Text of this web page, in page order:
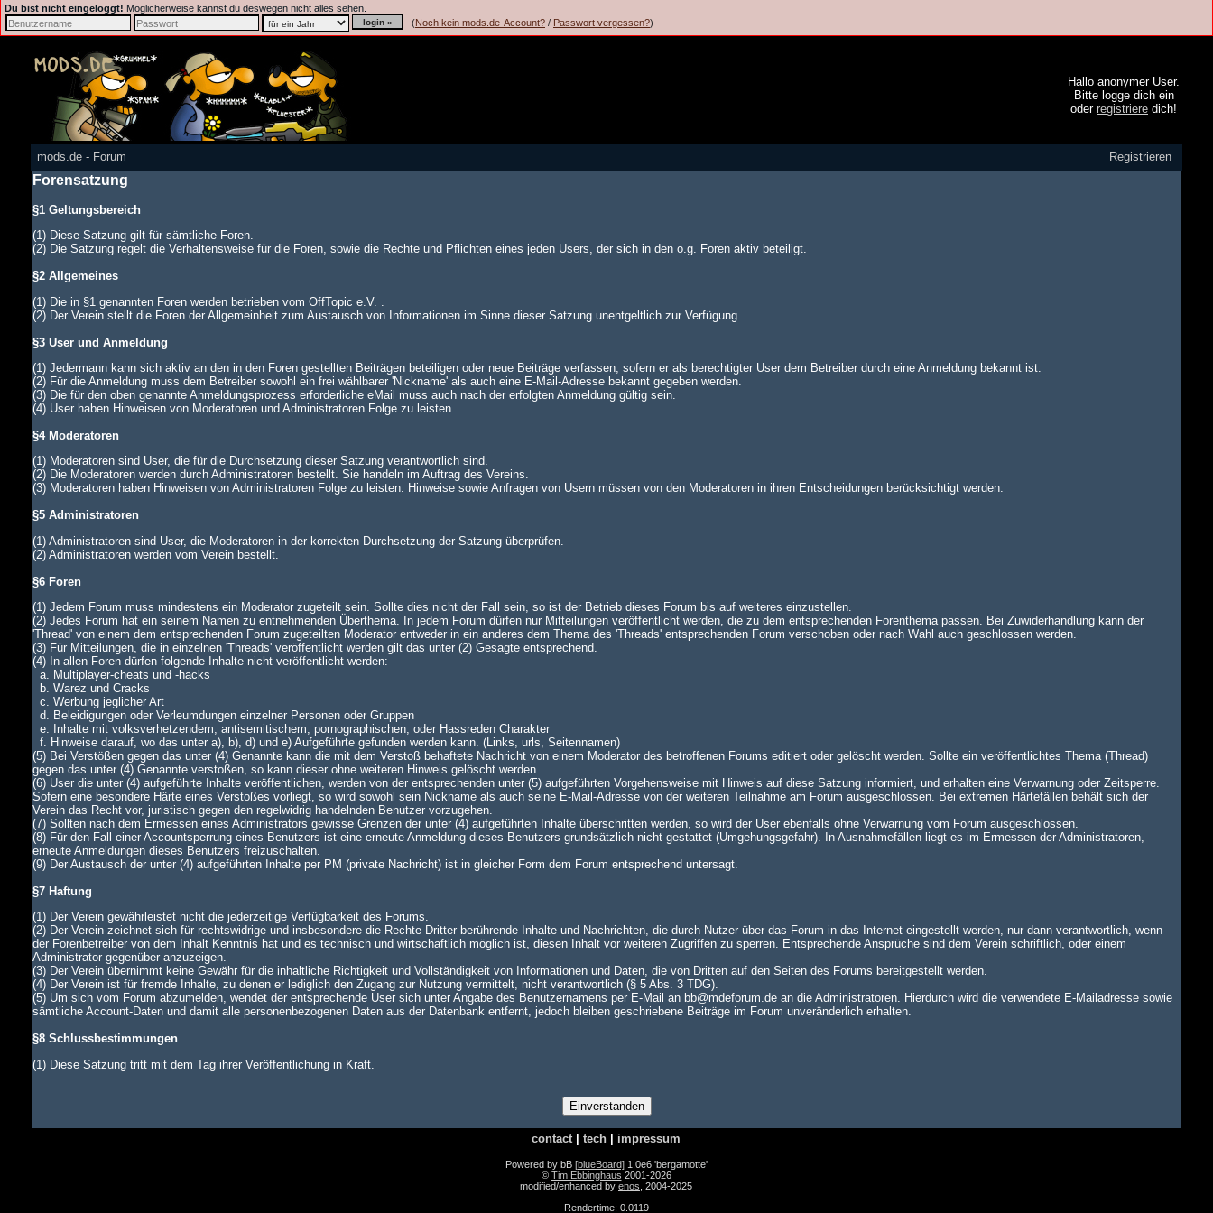
Du bist nicht eingeloggt! Möglicherweise kannst du deswegen nicht alles sehen.
(Noch kein mods.de-Account? / Passwort vergessen?)
Hallo anonymer User.
Bitte logge dich ein
oder registriere dich!
mods.de - Forum Registrieren
Forensatzung
§1 Geltungsbereich
(1) Diese Satzung gilt für sämtliche Foren.
(2) Die Satzung regelt die Verhaltensweise für die Foren, sowie die Rechte und Pflichten eines jeden Users, der sich in den o.g. Foren aktiv beteiligt.
§2 Allgemeines
(1) Die in §1 genannten Foren werden betrieben vom OffTopic e.V. .
(2) Der Verein stellt die Foren der Allgemeinheit zum Austausch von Informationen im Sinne dieser Satzung unentgeltlich zur Verfügung.
§3 User und Anmeldung
(1) Jedermann kann sich aktiv an den in den Foren gestellten Beiträgen beteiligen oder neue Beiträge verfassen, sofern er als berechtigter User dem Betreiber durch eine Anmeldung bekannt ist.
(2) Für die Anmeldung muss dem Betreiber sowohl ein frei wählbarer 'Nickname' als auch eine E-Mail-Adresse bekannt gegeben werden.
(3) Die für den oben genannte Anmeldungsprozess erforderliche eMail muss auch nach der erfolgten Anmeldung gültig sein.
(4) User haben Hinweisen von Moderatoren und Administratoren Folge zu leisten.
§4 Moderatoren
(1) Moderatoren sind User, die für die Durchsetzung dieser Satzung verantwortlich sind.
(2) Die Moderatoren werden durch Administratoren bestellt. Sie handeln im Auftrag des Vereins.
(3) Moderatoren haben Hinweisen von Administratoren Folge zu leisten. Hinweise sowie Anfragen von Usern müssen von den Moderatoren in ihren Entscheidungen berücksichtigt werden.
§5 Administratoren
(1) Administratoren sind User, die Moderatoren in der korrekten Durchsetzung der Satzung überprüfen.
(2) Administratoren werden vom Verein bestellt.
§6 Foren
(1) Jedem Forum muss mindestens ein Moderator zugeteilt sein. Sollte dies nicht der Fall sein, so ist der Betrieb dieses Forum bis auf weiteres einzustellen.
(2) Jedes Forum hat ein seinem Namen zu entnehmenden Überthema. In jedem Forum dürfen nur Mitteilungen veröffentlicht werden, die zu dem entsprechenden Forenthema passen. Bei Zuwiderhandlung kann der
'Thread' von einem dem entsprechenden Forum zugeteilten Moderator entweder in ein anderes dem Thema des 'Threads' entsprechenden Forum verschoben oder nach Wahl auch geschlossen werden.
(3) Für Mitteilungen, die in einzelnen 'Threads' veröffentlicht werden gilt das unter (2) Gesagte entsprechend.
(4) In allen Foren dürfen folgende Inhalte nicht veröffentlicht werden:
a. Multiplayer-cheats und -hacks
b. Warez und Cracks
c. Werbung jeglicher Art
d. Beleidigungen oder Verleumdungen einzelner Personen oder Gruppen
e. Inhalte mit volksverhetzendem, antisemitischem, pornographischen, oder Hassreden Charakter
f. Hinweise darauf, wo das unter a), b), d) und e) Aufgeführte gefunden werden kann. (Links, urls, Seitennamen)
(5) Bei Verstößen gegen das unter (4) Genannte kann die mit dem Verstoß behaftete Nachricht von einem Moderator des betroffenen Forums editiert oder gelöscht werden. Sollte ein veröffentlichtes Thema (Thread)
gegen das unter (4) Genannte verstoßen, so kann dieser ohne weiteren Hinweis gelöscht werden.
(6) User die unter (4) aufgeführte Inhalte veröffentlichen, werden von der entsprechenden unter (5) aufgeführten Vorgehensweise mit Hinweis auf diese Satzung informiert, und erhalten eine Verwarnung oder Zeitsperre.
Sofern eine besondere Härte eines Verstoßes vorliegt, so wird sowohl sein Nickname als auch seine E-Mail-Adresse von der weiteren Teilnahme am Forum ausgeschlossen. Bei extremen Härtefällen behält sich der
Verein das Recht vor, juristisch gegen den regelwidrig handelnden Benutzer vorzugehen.
(7) Sollten nach dem Ermessen eines Administrators gewisse Grenzen der unter (4) aufgeführten Inhalte überschritten werden, so wird der User ebenfalls ohne Verwarnung vom Forum ausgeschlossen.
(8) Für den Fall einer Accountsperrung eines Benutzers ist eine erneute Anmeldung dieses Benutzers grundsätzlich nicht gestattet (Umgehungsgefahr). In Ausnahmefällen liegt es im Ermessen der Administratoren,
erneute Anmeldungen dieses Benutzers freizuschalten.
(9) Der Austausch der unter (4) aufgeführten Inhalte per PM (private Nachricht) ist in gleicher Form dem Forum entsprechend untersagt.
§7 Haftung
(1) Der Verein gewährleistet nicht die jederzeitige Verfügbarkeit des Forums.
(2) Der Verein zeichnet sich für rechtswidrige und insbesondere die Rechte Dritter berührende Inhalte und Nachrichten, die durch Nutzer über das Forum in das Internet eingestellt werden, nur dann verantwortlich, wenn
der Forenbetreiber von dem Inhalt Kenntnis hat und es technisch und wirtschaftlich möglich ist, diesen Inhalt vor weiteren Zugriffen zu sperren. Entsprechende Ansprüche sind dem Verein schriftlich, oder einem
Administrator gegenüber anzuzeigen.
(3) Der Verein übernimmt keine Gewähr für die inhaltliche Richtigkeit und Vollständigkeit von Informationen und Daten, die von Dritten auf den Seiten des Forums bereitgestellt werden.
(4) Der Verein ist für fremde Inhalte, zu denen er lediglich den Zugang zur Nutzung vermittelt, nicht verantwortlich (§ 5 Abs. 3 TDG).
(5) Um sich vom Forum abzumelden, wendet der entsprechende User sich unter Angabe des Benutzernamens per E-Mail an bb@mdeforum.de an die Administratoren. Hierdurch wird die verwendete E-Mailadresse sowie
sämtliche Account-Daten und damit alle personenbezogenen Daten aus der Datenbank entfernt, jedoch bleiben geschriebene Beiträge im Forum unveränderlich erhalten.
§8 Schlussbestimmungen
(1) Diese Satzung tritt mit dem Tag ihrer Veröffentlichung in Kraft.
contact| tech impressum
Powered by bB [blueBoard] 1.0e6 'bergamotte'
© Tim Ebbinghaus 2001-2026
modified/enhanced by enos , 2004-2025
Rendertime: 0.0119